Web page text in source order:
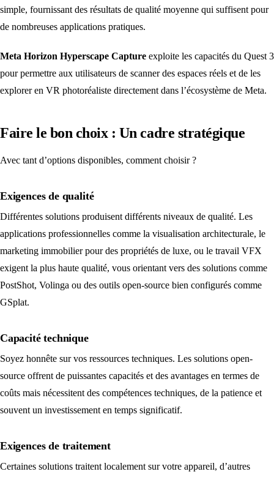
simple, fournissant des résultats de qualité moyenne qui suffisent pour
de nombreuses applications pratiques.
Meta Horizon Hyperscape Capture exploite les capacités du Quest 3
pour permettre aux utilisateurs de scanner des espaces réels et de les
explorer en VR photoréaliste directement dans l’écosystème de Meta.
Faire le bon choix : Un cadre stratégique
Avec tant d’options disponibles, comment choisir ?
Exigences de qualité
Différentes solutions produisent différents niveaux de qualité. Les
applications professionnelles comme la visualisation architecturale, le
marketing immobilier pour des propriétés de luxe, ou le travail VFX
exigent la plus haute qualité, vous orientant vers des solutions comme
PostShot, Volinga ou des outils open-source bien configurés comme
GSplat.
Capacité technique
Soyez honnête sur vos ressources techniques. Les solutions open-
source offrent de puissantes capacités et des avantages en termes de
coûts mais nécessitent des compétences techniques, de la patience et
souvent un investissement en temps significatif.
Exigences de traitement
Certaines solutions traitent localement sur votre appareil, d’autres